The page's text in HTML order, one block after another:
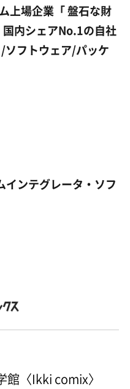
上場企業「 盤石な財
内シェアNo.1の自社
フトウェア/パッケ
ンテグレータ・ソフ
館〈Ikki comix〉